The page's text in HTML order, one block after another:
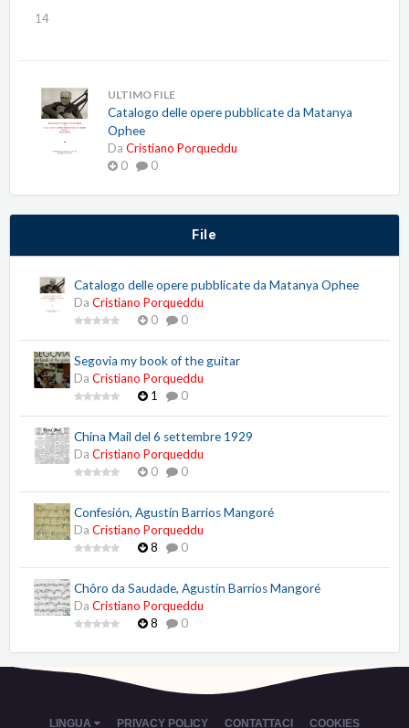
14
ULTIMO FILE
Catalogo delle opere pubblicate da Matanya
Ophee
Da Cristiano Porqueddu
0
0
File
Catalogo delle opere pubblicate da Matanya Ophee
Da Cristiano Porqueddu
0
0
Segovia my book of the guitar
Da Cristiano Porqueddu
1
0
China Mail del 6 settembre 1929
Da Cristiano Porqueddu
0
0
Confesión, Agustín Barrios Mangoré
Da Cristiano Porqueddu
8
0
Chôro da Saudade, Agustín Barrios Mangoré
Da Cristiano Porqueddu
8
0
LINGUA PRIVACY POLICY CONTATTACI COOKIES